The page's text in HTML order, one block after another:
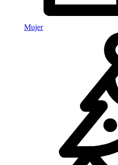
Mujer